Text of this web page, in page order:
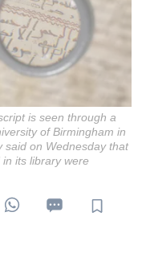
is seen through a
of Birmingham in
said on Wednesday that
its library were